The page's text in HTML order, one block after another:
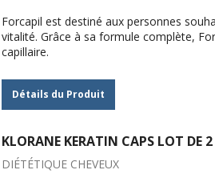
Forcapil est destiné aux personnes
vitalité. Grâce à sa formule complète,
capillaire.
Détails du Produit
KLORANE KERATIN CAPS LOT DE 2
DIÉTÉTIQUE CHEVEUX